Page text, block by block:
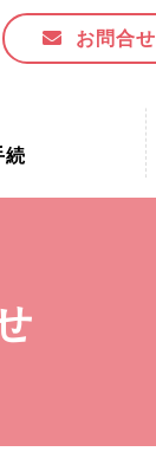
お問合せ
続
及び受付時間